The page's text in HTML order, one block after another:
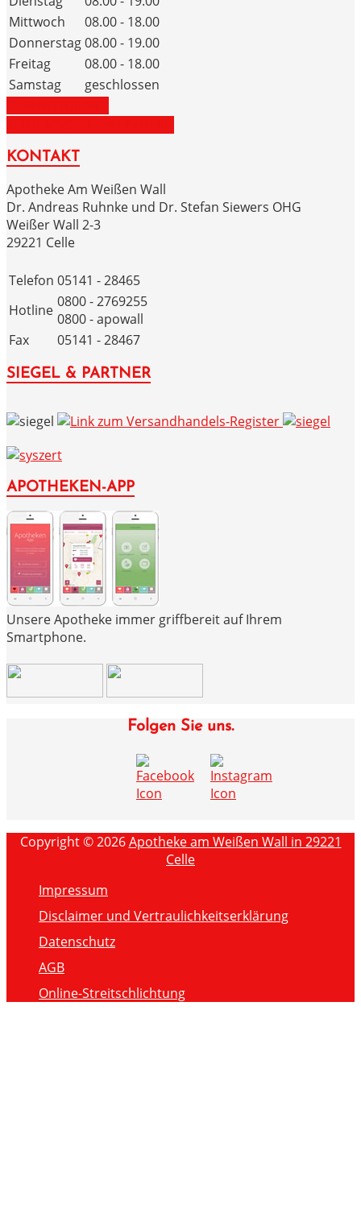
Mittwoch
08.00 - 18.00
Donnerstag08.00 - 19.00
Freitag
08.00 - 18.00
Samstag
geschlossen
KONTAKT
Apotheke Am Weißen Wall
Dr. Andreas Ruhnke und Dr. Stefan Siewers OHG
Weißer Wall 2-3
29221 Celle
Telefon 05141 - 28465
Hotline 0800 - 2769255
0800 - apowall
Fax
05141 - 28467
SIEGEL & PARTNER
APOTHEKEN-APP
Unsere Apotheke immer griffbereit auf Ihrem
Smartphone.
Folgen Sie uns.
Copyright © 2026Apotheke am Weißen Wall in 29221
Celle
Impressum
Disclaimer und Vertraulichkeitserklärung
Datenschutz
AGB
Online-Streitschlichtung